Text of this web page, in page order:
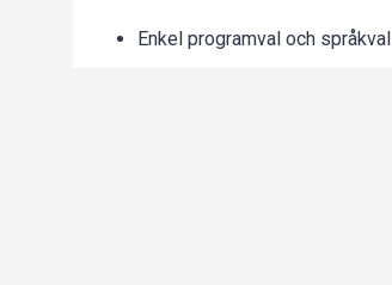
Enkel programval och språkval